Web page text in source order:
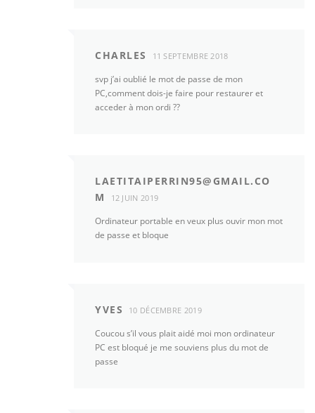
CHARLES 11 SEPTEMBRE 2018
svp j’ai oublié le mot de passe de mon
PC,comment dois-je faire pour restaurer et
acceder à mon ordi ??
LAETITAIPERRIN95@GMAIL.CO
M
12 JUIN 2019
Ordinateur portable en veux plus ouvir mon mot
de passe et bloque
YVES 10 DÉCEMBRE 2019
Coucou s’il vous plait aidé moi mon ordinateur
PC est bloqué je me souviens plus du mot de
passe